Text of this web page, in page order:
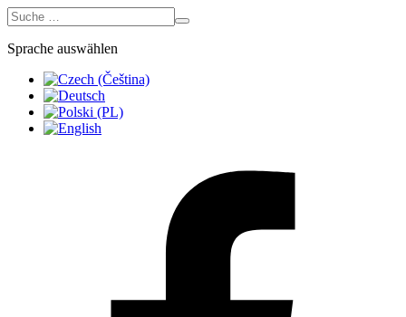
Sprache auswählen